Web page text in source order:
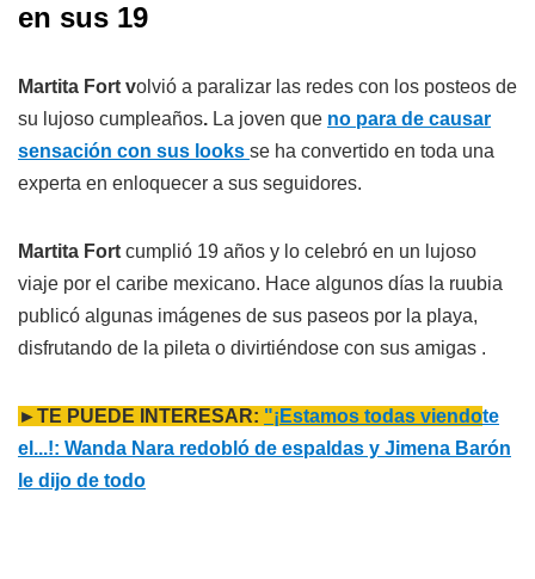
en sus 19
Martita Fort volvió a paralizar las redes con los posteos de
su lujoso cumpleaños. La joven que no para de causar
sensación con sus looks se ha convertido en toda una
experta en enloquecer a sus seguidores.
Martita Fort cumplió 19 años y lo celebró en un lujoso
viaje por el caribe mexicano. Hace algunos días la ruubia
publicó algunas imágenes de sus paseos por la playa,
disfrutando de la pileta o divirtiéndose con sus amigas .
►TE PUEDE INTERESAR: "¡Estamos todas viendote
el...!: Wanda Nara redobló de espaldas y Jimena Barón
le dijo de todo